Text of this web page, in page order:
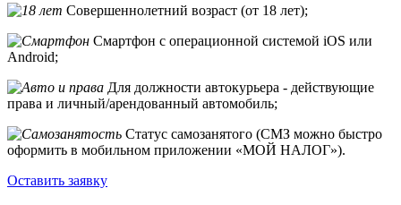
Совершеннолетний возраст (от 18 лет);
Смартфон с операционной системой iOS или
Android;
Для должности автокурьера - действующие
права и личный/арендованный автомобиль;
Статус самозанятого (СМЗ можно быстро
оформить в мобильном приложении «МОЙ НАЛОГ»).
Оставить заявку